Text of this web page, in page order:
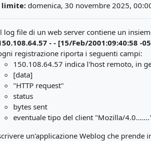
limite: domenica, 30 novembre 2025,
log file di un web server contiene un
- - [15/Feb/2001:09:40:58 -
registrazione riporta i seguenti campi:
150.108.64.57 indica l'host remoto, in
[data]
"HTTP request"
status
bytes sent
eventuale tipo del client "Mozilla/
un'applicazione Weblog che